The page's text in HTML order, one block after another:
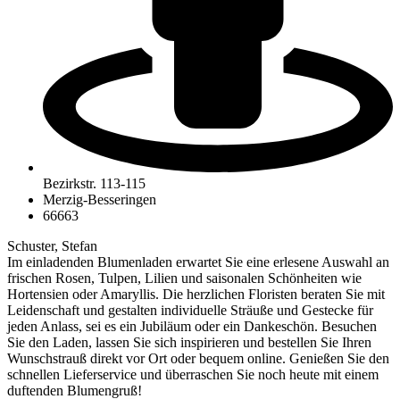
Bezirkstr. 113-115
Merzig-Besseringen
66663
Schuster, Stefan
Im einladenden Blumenladen erwartet Sie eine erlesene Auswahl an
frischen Rosen, Tulpen, Lilien und saisonalen Schönheiten wie
Hortensien oder Amaryllis. Die herzlichen Floristen beraten Sie mit
Leidenschaft und gestalten individuelle Sträuße und Gestecke für
jeden Anlass, sei es ein Jubiläum oder ein Dankeschön. Besuchen
Sie den Laden, lassen Sie sich inspirieren und bestellen Sie Ihren
Wunschstrauß direkt vor Ort oder bequem online. Genießen Sie den
schnellen Lieferservice und überraschen Sie noch heute mit einem
duftenden Blumengruß!